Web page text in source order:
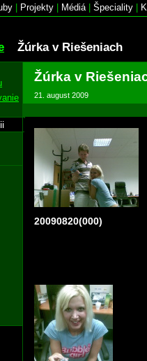
Projekty Médiá| Špeciality
Žúrka v Riešeniach
Žúrka v
21. august 2009
20090820(000)